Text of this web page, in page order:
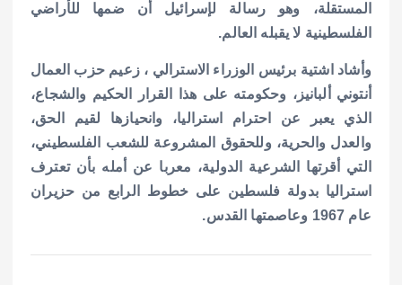
المستقلة، وهو رسالة لإسرائيل أن ضمها للأراضي
الفلسطينية لا يقبله العالم.
وأشاد اشتية برئيس الوزراء الاسترالي ، زعيم حزب العمال
أنتوني ألبانيز، وحكومته على هذا القرار الحكيم والشجاع،
الذي يعبر عن احترام استراليا، وانحيازها لقيم الحق،
والعدل والحرية، وللحقوق المشروعة للشعب الفلسطيني،
التي أقرتها الشرعية الدولية، معربا عن أمله بأن تعترف
استراليا بدولة فلسطين على خطوط الرابع من حزيران
عام 1967 وعاصمتها القدس
.